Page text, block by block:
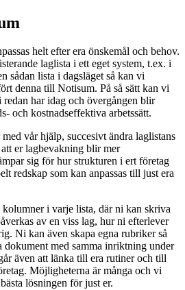
helt efter era önskemål och behov.
laglista i ett eget system, t.ex. i
sådan lista i dagsläget så kan vi
denna till Notisum. På så sätt kan vi
har idag och övergången blir
och kostnadseffektiva arbetssätt.
vår hjälp, succesivt ändra laglistans
er lagbevakning blir mer
sig för hur strukturen i ert företag
redskap som kan anpassas till just era
i varje lista, där ni kan skriva
av en viss lag, hur ni efterlever
Ni kan även skapa egna rubriker så
dokument med samma inriktning under
även att länka till era rutiner och till
Möjligheterna är många och vi
lösningen för just er.